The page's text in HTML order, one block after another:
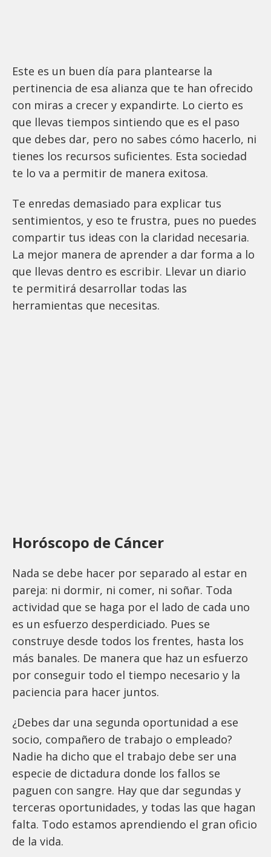
Este es un buen día para plantearse la
pertinencia de esa alianza que te han ofrecido
con miras a crecer y expandirte. Lo cierto es
que llevas tiempos sintiendo que es el paso
que debes dar, pero no sabes cómo hacerlo, ni
tienes los recursos suficientes. Esta sociedad
te lo va a permitir de manera exitosa.
Te enredas demasiado para explicar tus
sentimientos, y eso te frustra, pues no puedes
compartir tus ideas con la claridad necesaria.
La mejor manera de aprender a dar forma a lo
que llevas dentro es escribir. Llevar un diario
te permitirá desarrollar todas las
herramientas que necesitas.
Horóscopo de Cáncer
Nada se debe hacer por separado al estar en
pareja: ni dormir, ni comer, ni soñar. Toda
actividad que se haga por el lado de cada uno
es un esfuerzo desperdiciado. Pues se
construye desde todos los frentes, hasta los
más banales. De manera que haz un esfuerzo
por conseguir todo el tiempo necesario y la
paciencia para hacer juntos.
¿Debes dar una segunda oportunidad a ese
socio, compañero de trabajo o empleado?
Nadie ha dicho que el trabajo debe ser una
especie de dictadura donde los fallos se
paguen con sangre. Hay que dar segundas y
terceras oportunidades, y todas las que hagan
falta. Todo estamos aprendiendo el gran oficio
de la vida.